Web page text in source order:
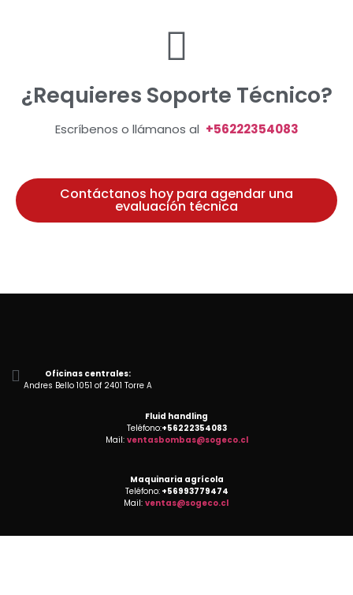
¿Requieres Soporte Técnico?
Escríbenos o llámanos al +56222354083
Contáctanos hoy para agendar una
evaluación técnica
Oficinas centrales:
Andres Bello 1051 of 2401 Torre A
Fluid handling
Teléfono:+56222354083
Mail: ventasbombas@sogeco.cl
Maquinaria agrícola
Teléfono: +56993779474
Mail: ventas@sogeco.cl